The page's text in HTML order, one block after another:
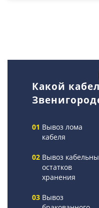
Какой
Вывоз лома
кабеля
Вывоз
остатков
хранения
Вывоз